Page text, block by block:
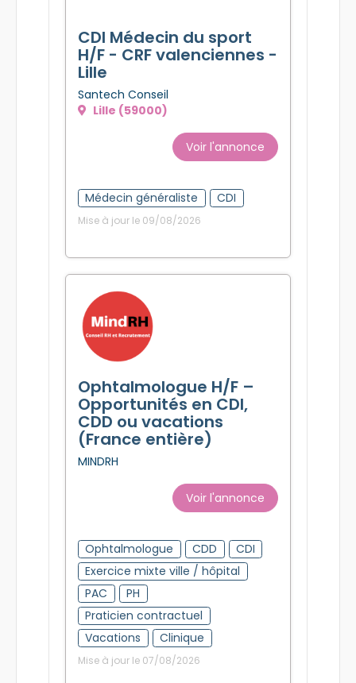
CDI Médecin du sport
H/F - CRF valenciennes -
Lille
Santech Conseil
Lille (59000)
Voir l'annonce
Médecin généraliste CDI
Mise à jour le 09/08/2026
Ophtalmologue H/F –
Opportunités en CDI,
CDD ou vacations
(France entière)
MINDRH
Voir l'annonce
Ophtalmologue CDD
CDI
Exercice mixte ville / hôpital
PAC
PH
Praticien contractuel
Vacations
Clinique
Mise à jour le 07/08/2026